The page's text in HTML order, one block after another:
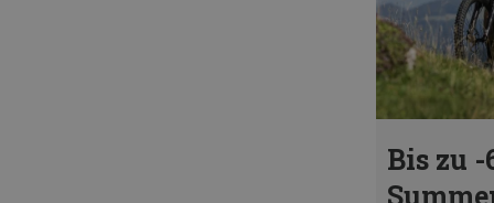
Bis zu -